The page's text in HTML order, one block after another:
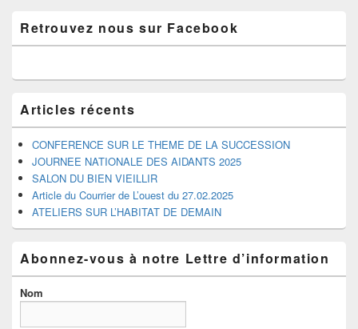
principale
de
pour
barre
latérale
Retrouvez nous sur Facebook
Articles récents
CONFERENCE SUR LE THEME DE LA SUCCESSION
JOURNEE NATIONALE DES AIDANTS 2025
SALON DU BIEN VIEILLIR
Article du Courrier de L’ouest du 27.02.2025
ATELIERS SUR L’HABITAT DE DEMAIN
Abonnez-vous à notre Lettre d’information
Nom